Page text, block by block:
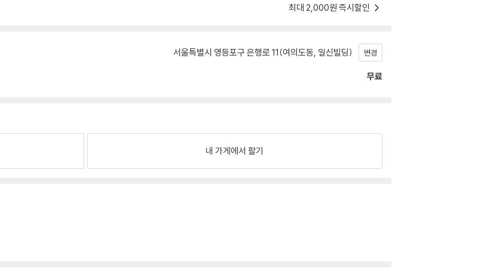
최대 2,000원 즉시할인
서울특별시 영등포구 은행로 11(여의도동, 일신빌딩) 변경
무료
내 가게에서 팔기